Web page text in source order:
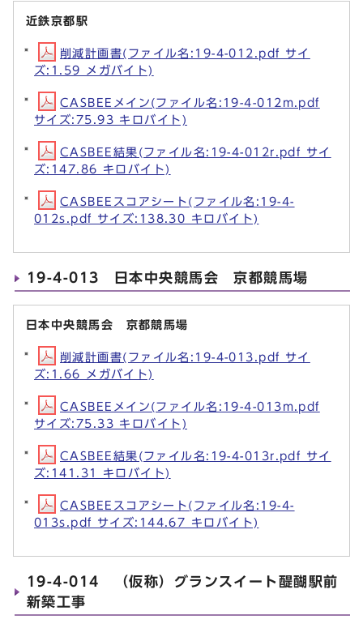
近鉄京都駅
削減計画書(ファイル名:19-4-012.pdf サイ
ズ:1.59 メガバイト)
CASBEEメイン(ファイル名:19-4-012m.pdf
サイズ:75.93 キロバイト)
CASBEE結果(ファイル名:19-4-012r.pdf サイ
ズ:147.86 キロバイト)
CASBEEスコアシート(ファイル名:19-4-
012s.pdf サイズ:138.30 キロバイト)
19-4-013 日本中央競馬会 京都競馬場
日本中央競馬会 京都競馬場
削減計画書(ファイル名:19-4-013.pdf サイ
ズ:1.66 メガバイト)
CASBEEメイン(ファイル名:19-4-013m.pdf
サイズ:75.33 キロバイト)
CASBEE結果(ファイル名:19-4-013r.pdf サイ
ズ:141.31 キロバイト)
CASBEEスコアシート(ファイル名:19-4-
013s.pdf サイズ:144.67 キロバイト)
19-4-014 （仮称）グランスイート醍醐駅前
新築工事